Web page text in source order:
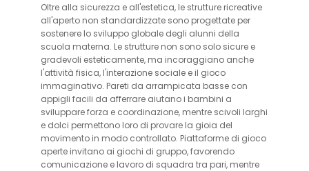
Oltre alla sicurezza e all'estetica, le strutture ricreative
all'aperto non standardizzate sono progettate per
sostenere lo sviluppo globale degli alunni della
scuola materna. Le strutture non sono solo sicure e
gradevoli esteticamente, ma incoraggiano anche
l'attività fisica, l'interazione sociale e il gioco
immaginativo. Pareti da arrampicata basse con
appigli facili da afferrare aiutano i bambini a
sviluppare forza e coordinazione, mentre scivoli larghi
e dolci permettono loro di provare la gioia del
movimento in modo controllato. Piattaforme di gioco
aperte invitano ai giochi di gruppo, favorendo
comunicazione e lavoro di squadra tra pari, mentre